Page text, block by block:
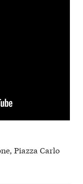
Piazza Carlo